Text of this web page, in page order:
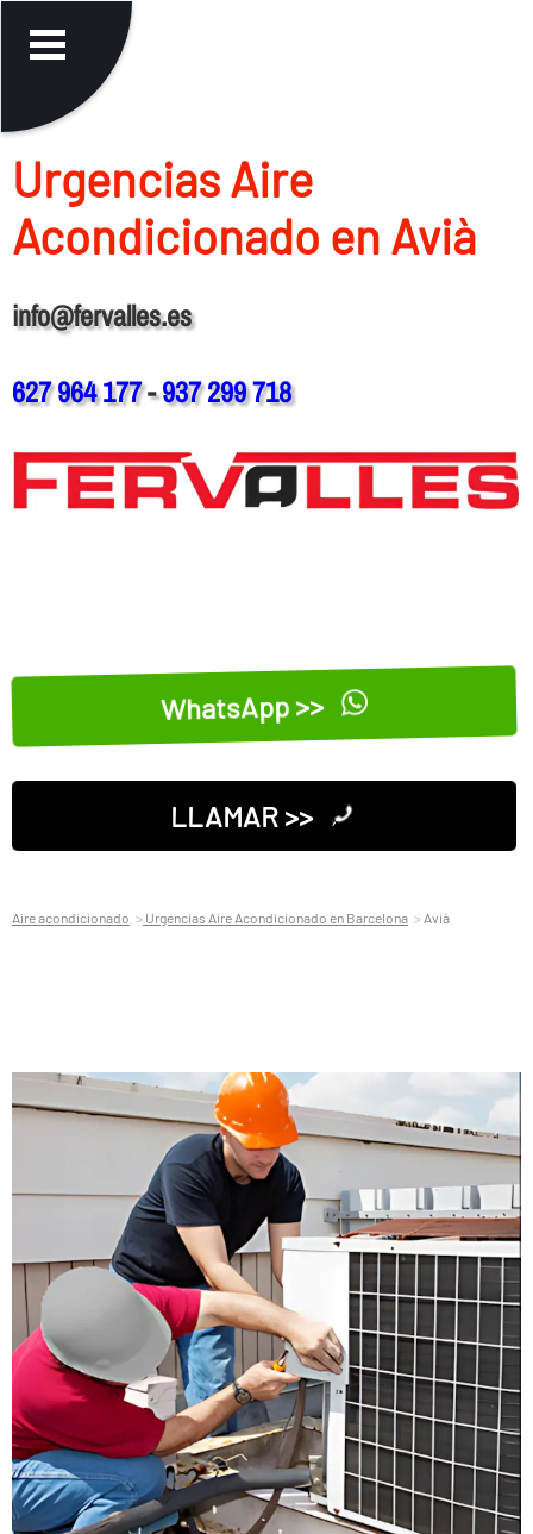
Urgencias Aire
Acondicionado en Avià
info@fervalles.es
627 964 177-937 299 718
WhatsApp >>
LLAMAR >>
Aire acondicionado Urgencias Aire Acondicionado en Barcelona Avià